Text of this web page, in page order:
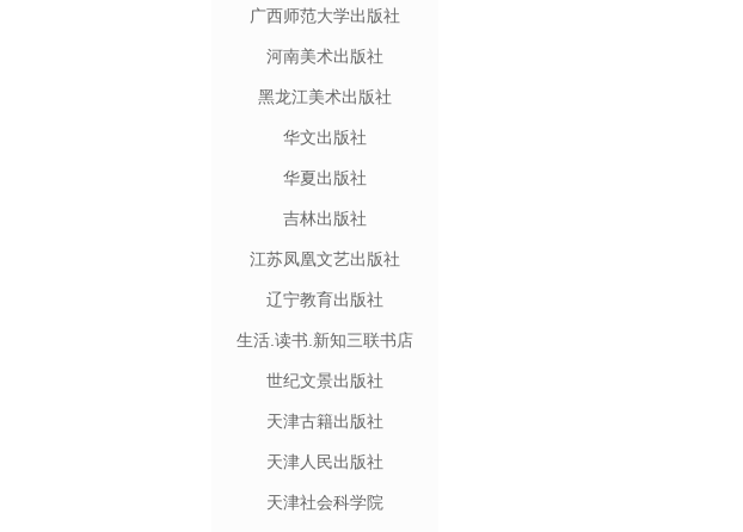
广西师范大学出版社
河南美术出版社
黑龙江美术出版社
华文出版社
华夏出版社
吉林出版社
江苏凤凰文艺出版社
辽宁教育出版社
生活.读书.新知三联书店
世纪文景出版社
天津古籍出版社
天津人民出版社
天津社会科学院